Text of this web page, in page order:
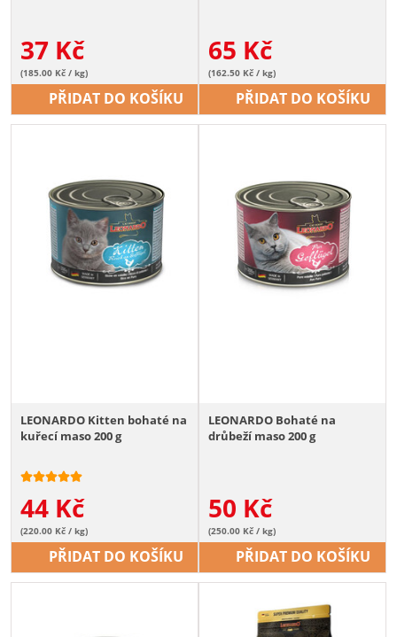
37 Kč
(185.00 Kč / kg)
PŘIDAT DO KOŠÍKU
65 Kč
(162.50 Kč / kg)
PŘIDAT DO KOŠÍKU
LEONARDO Kitten bohaté na
kuřecí maso 200 g
44 Kč
(220.00 Kč / kg)
PŘIDAT DO KOŠÍKU
LEONARDO Bohaté na
drůbeží maso 200 g
50 Kč
(250.00 Kč / kg)
PŘIDAT DO KOŠÍKU